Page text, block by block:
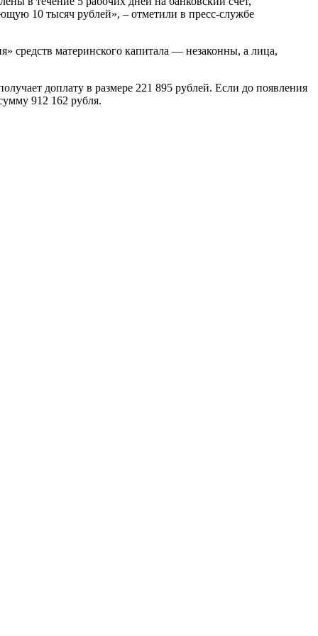
10 тысяч рублей», – отметили в пресс-службе
средств материнского капитала — незаконны, а лица,
доплату в размере 221 895 рублей. Если до появления
912 162 рубля.